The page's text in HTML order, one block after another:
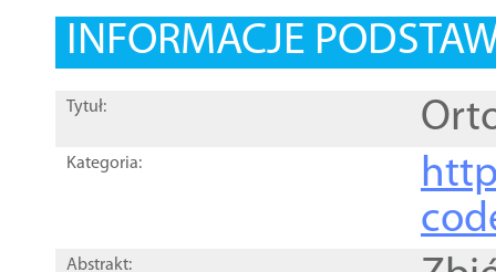
INFORMACJE
Tytuł:
Kategoria:
Abstrakt: